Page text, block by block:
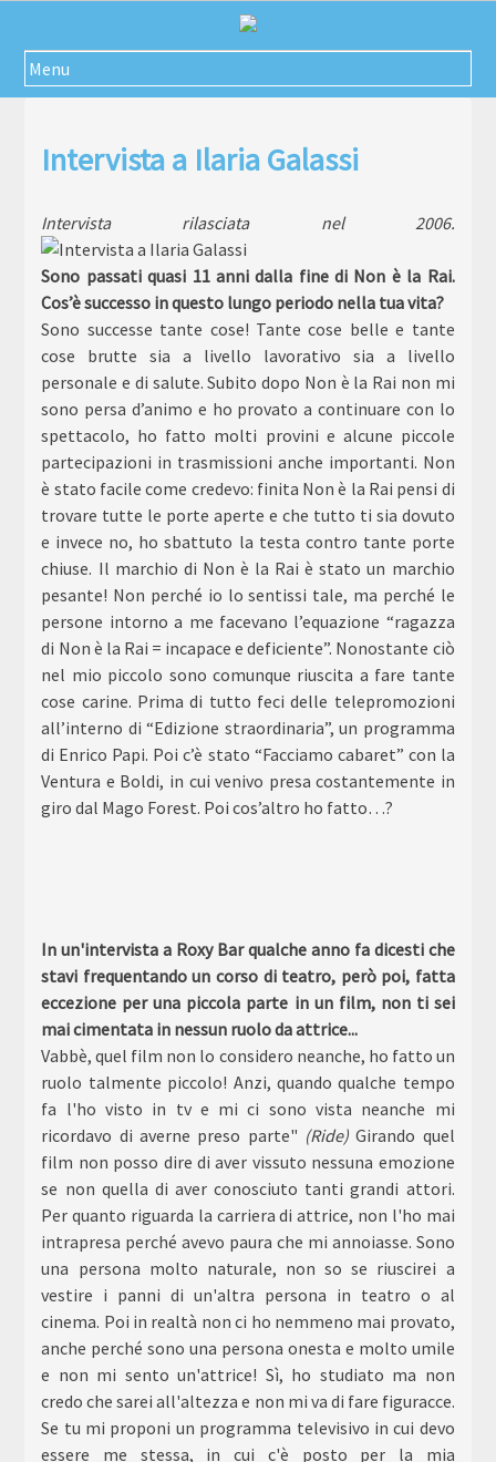
contenuto
Menu
Intervista a Ilaria Galassi
Intervista rilasciata nel 2006.
Sono passati quasi 11 anni dalla fine di Non è la Rai.
Cos’è successo in questo lungo periodo nella tua vita?
Sono successe tante cose! Tante cose belle e tante
cose brutte sia a livello lavorativo sia a livello
personale e di salute. Subito dopo Non è la Rai non mi
sono persa d’animo e ho provato a continuare con lo
spettacolo, ho fatto molti provini e alcune piccole
partecipazioni in trasmissioni anche importanti. Non
è stato facile come credevo: finita Non è la Rai pensi di
trovare tutte le porte aperte e che tutto ti sia dovuto
e invece no, ho sbattuto la testa contro tante porte
chiuse. Il marchio di Non è la Rai è stato un marchio
pesante! Non perché io lo sentissi tale, ma perché le
persone intorno a me facevano l’equazione “ragazza
di Non è la Rai = incapace e deficiente”. Nonostante ciò
nel mio piccolo sono comunque riuscita a fare tante
cose carine. Prima di tutto feci delle telepromozioni
all’interno di “Edizione straordinaria”, un programma
di Enrico Papi. Poi c’è stato “Facciamo cabaret” con la
Ventura e Boldi, in cui venivo presa costantemente in
giro dal Mago Forest. Poi cos’altro ho fatto…?
In un'intervista a Roxy Bar qualche anno fa dicesti che
stavi frequentando un corso di teatro, però poi, fatta
eccezione per una piccola parte in un film, non ti sei
mai cimentata in nessun ruolo da attrice...
Vabbè, quel film non lo considero neanche, ho fatto un
ruolo talmente piccolo! Anzi, quando qualche tempo
fa l'ho visto in tv e mi ci sono vista neanche mi
ricordavo di averne preso parte" (Ride)Girando quel
film non posso dire di aver vissuto nessuna emozione
se non quella di aver conosciuto tanti grandi attori.
Per quanto riguarda la carriera di attrice, non l'ho mai
intrapresa perché avevo paura che mi annoiasse. Sono
una persona molto naturale, non so se riuscirei a
vestire i panni di un'altra persona in teatro o al
cinema. Poi in realtà non ci ho nemmeno mai provato,
anche perché sono una persona onesta e molto umile
e non mi sento un'attrice! Sì, ho studiato ma non
credo che sarei all'altezza e non mi va di fare figuracce.
Se tu mi proponi un programma televisivo in cui devo
essere me stessa, in cui c'è posto per la mia